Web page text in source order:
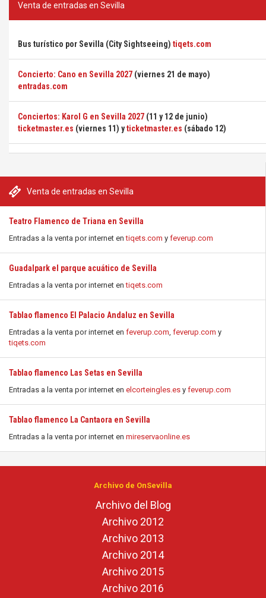
Venta de entradas en Sevilla
Teatro Flamenco de Triana en Sevilla
Entradas a la venta por internet entiqets.com y feverup.com
Guadalpark el parque acuático de Sevilla
Entradas a la venta por internet entiqets.com
Tablao flamenco El Palacio Andaluz en Sevilla
Entradas a la venta por internet en feverup.com, feverup.com y
tiqets.com
Tablao flamenco Las Setas en Sevilla
Entradas a la venta por internet en elcorteingles.es y feverup.com
Tablao flamenco La Cantaora en Sevilla
Entradas a la venta por internet en mireservaonline.es
Venta de entradas en Sevilla
Bus turístico por Sevilla (City Sightseeing) tiqets.com
Concierto: Cano en Sevilla 2027 (viernes 21 de mayo)
entradas.com
Conciertos: Karol G en Sevilla 2027 (11 y 12 de junio)
ticketmaster.es (viernes 11) yticketmaster.es (sábado 12)
Archivo de OnSevilla
Archivo del Blog
Archivo 2012
Archivo 2013
Archivo 2014
Archivo 2015
Archivo 2016